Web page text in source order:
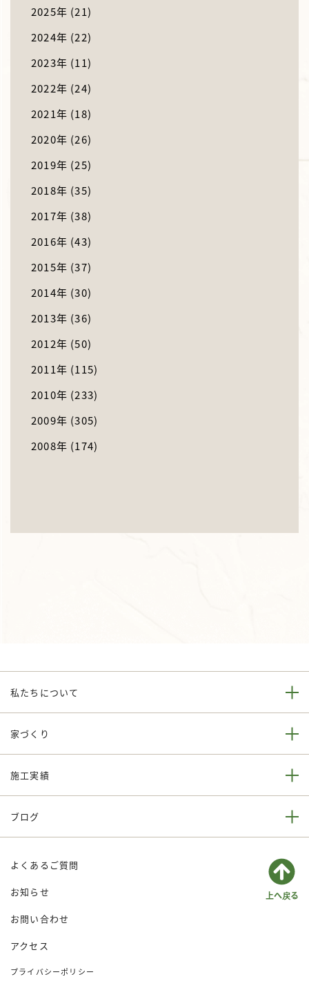
2025年 (21)
2024年 (22)
2023年 (11)
2022年 (24)
2021年 (18)
2020年 (26)
2019年 (25)
2018年 (35)
2017年 (38)
2016年 (43)
2015年 (37)
2014年 (30)
2013年 (36)
2012年 (50)
2011年 (115)
2010年 (233)
2009年 (305)
2008年 (174)
私たちについて
家づくり
施工実績
ブログ
よくあるご質問
お知らせ
お問い合わせ
アクセス
プライバシーポリシー